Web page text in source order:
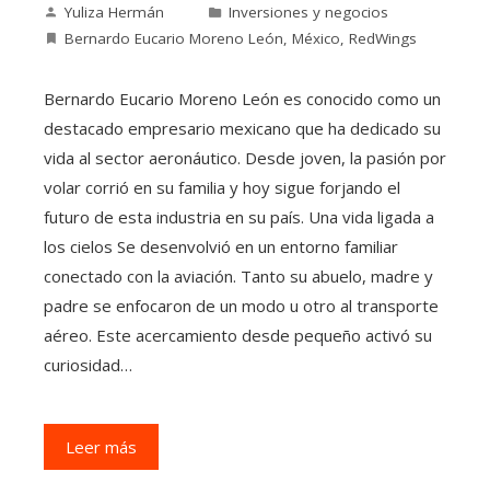
Yuliza Hermán
Inversiones y negocios
Bernardo Eucario Moreno León, México, RedWings
Bernardo Eucario Moreno León es conocido como un
destacado empresario mexicano que ha dedicado su
vida al sector aeronáutico. Desde joven, la pasión por
volar corrió en su familia y hoy sigue forjando el
futuro de esta industria en su país. Una vida ligada a
los cielos Se desenvolvió en un entorno familiar
conectado con la aviación. Tanto su abuelo, madre y
padre se enfocaron de un modo u otro al transporte
aéreo. Este acercamiento desde pequeño activó su
curiosidad…
Leer más